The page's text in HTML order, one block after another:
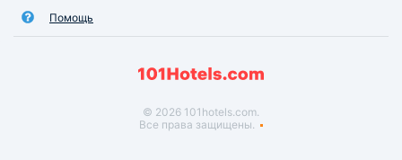
Помощь
© 2026 101hotels.com.
Все права защищены.